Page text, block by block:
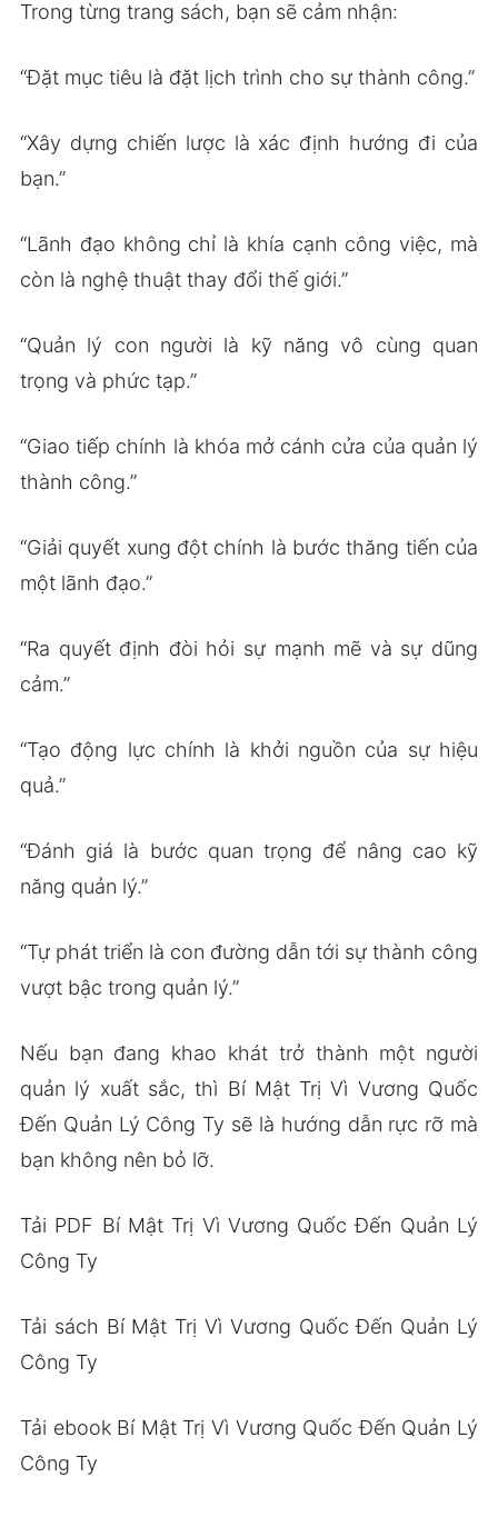
Trong từng trang sách, bạn sẽ cảm nhận:
“Đặt mục tiêu là đặt lịch trình cho sự thành công.”
“Xây dựng chiến lược là xác định hướng đi của
bạn.”
“Lãnh đạo không chỉ là khía cạnh công việc, mà
còn là nghệ thuật thay đổi thế giới.”
“Quản lý con người là kỹ năng vô cùng quan
trọng và phức tạp.”
“Giao tiếp chính là khóa mở cánh cửa của quản lý
thành công.”
“Giải quyết xung đột chính là bước thăng tiến của
một lãnh đạo.”
“Ra quyết định đòi hỏi sự mạnh mẽ và sự dũng
cảm.”
“Tạo động lực chính là khởi nguồn của sự hiệu
quả.”
“Đánh giá là bước quan trọng để nâng cao kỹ
năng quản lý.”
“Tự phát triển là con đường dẫn tới sự thành công
vượt bậc trong quản lý.”
Nếu bạn đang khao khát trở thành một người
quản lý xuất sắc, thì Bí Mật Trị Vì Vương Quốc
Đến Quản Lý Công Ty sẽ là hướng dẫn rực rỡ mà
bạn không nên bỏ lỡ.
Tải PDF Bí Mật Trị Vì Vương Quốc Đến Quản Lý
Công Ty
Tải sách Bí Mật Trị Vì Vương Quốc Đến Quản Lý
Công Ty
Tải ebook Bí Mật Trị Vì Vương Quốc Đến Quản Lý
Công Ty